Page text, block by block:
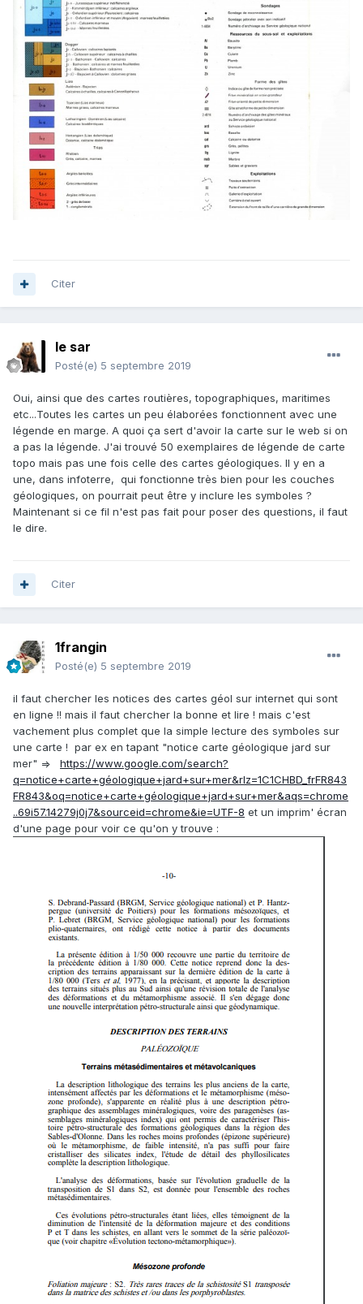
Citer
le sar
Posté(e) 5 septembre 2019
Oui, ainsi que des cartes routières, topographiques, maritimes
etc...Toutes les cartes un peu élaborées fonctionnent avec une
légende en marge. A quoi ça sert d'avoir la carte sur le web si on
a pas la légende. J'ai trouvé 50 exemplaires de légende de carte
topo mais pas une fois celle des cartes géologiques. Il y en a
une, dans infoterre, qui fonctionne très bien pour les couches
géologiques, on pourrait peut être y inclure les symboles ?
Maintenant si ce fil n'est pas fait pour poser des questions, il faut
le dire.
Citer
1frangin
Posté(e) 5 septembre 2019
il faut chercher les notices des cartes géol sur internet qui sont
en ligne !! mais il faut chercher la bonne et lire ! mais c'est
vachement plus complet que la simple lecture des symboles sur
une carte ! par ex en tapant "notice carte géologique jard sur
mer" =>
https://www.google.com/search?
q=notice+carte+géologique+jard+sur+mer&rlz=1C1CHBD_frFR843
FR843&oq=notice+carte+géologique+jard+sur+mer&aqs=chrome
..69i57.14279j0j7&sourceid=chrome&ie=UTF-8 et un imprim' écran
d'une page pour voir ce qu'on y trouve :